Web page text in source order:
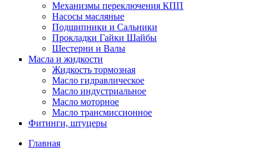
Механизмы переключения КПП
Насосы масляные
Подшипники и Сальники
Прокладки Гайки Шайбы
Шестерни и Валы
Масла и жидкости
Жидкость тормозная
Масло гидравлическое
Масло индустриальное
Масло моторное
Масло трансмиссионное
Фитинги, штуцеры
Главная